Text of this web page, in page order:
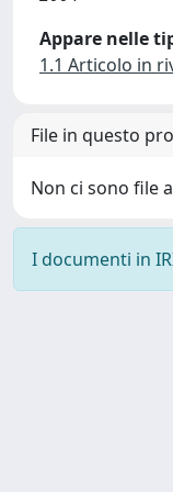
Appare nelle
1.1 Articolo in
File in questo
Non ci sono file
I documenti in